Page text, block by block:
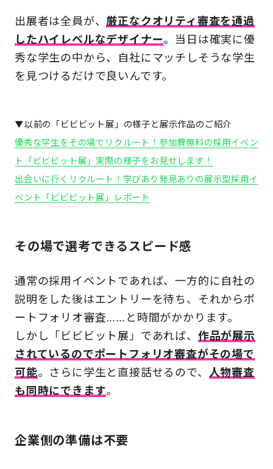
出展者は全員が、 厳正なクオリティ審査を通過
したハイレベルなデザイナー。当日は確実に優
秀な学生の中から、自社にマッチしそうな学生
を見つけるだけで良いんです。
▼以前の「ビビビット展」の様子と展示作品のご紹介
優秀な学生をその場でリクルート！参加費無料の採用イベン
ト「ビビビット展」実際の様子をお見せします！
出会いに行くリクルート！学びあり発見ありの展示型採用イ
ベント「ビビビット展」レポート
その場で選考できるスピード感
通常の採用イベントであれば、一方的に自社の
説明をした後はエントリーを待ち、それからポ
ートフォリオ審査……と時間がかかります。
しかし「ビビビット展」であれば、 作品が展示
されているのでポートフォリオ審査がその場で
可能。さらに学生と直接話せるので、
人物審査
も同時にできます。
企業側の準備は不要